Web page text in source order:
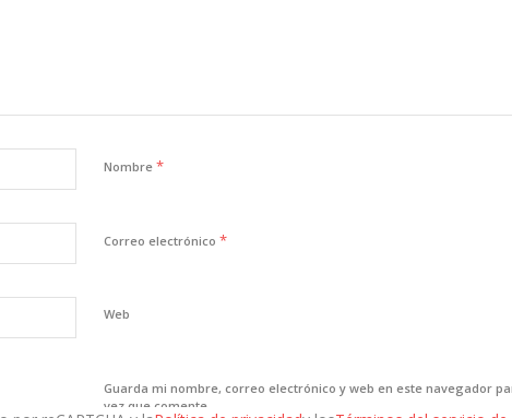
Nombre *
Correo electrónico *
Web
Guarda mi nombre, correo electrónico y web en este navegador
vez que comente.